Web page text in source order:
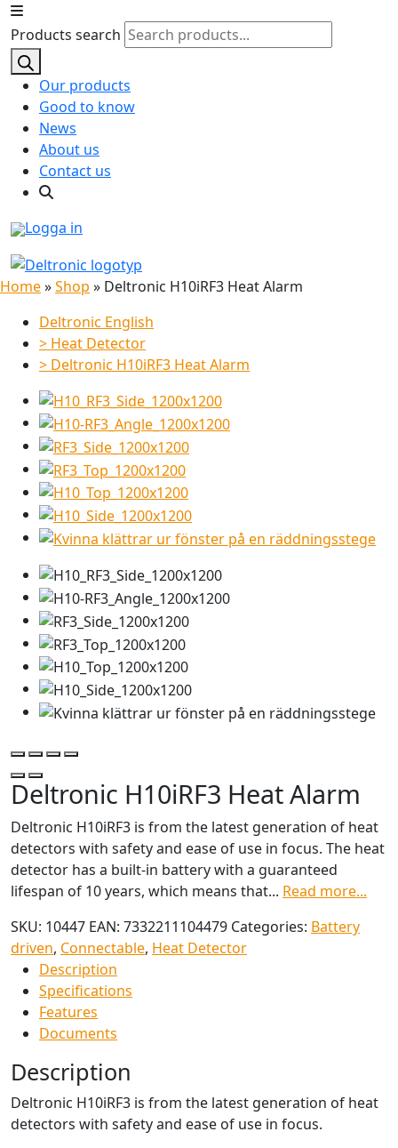
Products search
Our products
Good to know
News
About us
Contact us
Logga in
Home»Shop » Deltronic H10iRF3 Heat Alarm
Deltronic English
> Heat Detector
> Deltronic H10iRF3 Heat Alarm
Deltronic H10iRF3 Heat Alarm
Deltronic H10iRF3 is from the latest generation of heat
detectors with safety and ease of use in focus. The heat
detector has a built-in battery with a guaranteed
lifespan of 10 years, which means that... Read more...
SKU: 10447 EAN: 7332211104479 Categories: Battery
driven, Connectable, Heat Detector
Description
Specifications
Features
Documents
Description
Deltronic H10iRF3 is from the latest generation of heat
detectors with safety and ease of use in focus.